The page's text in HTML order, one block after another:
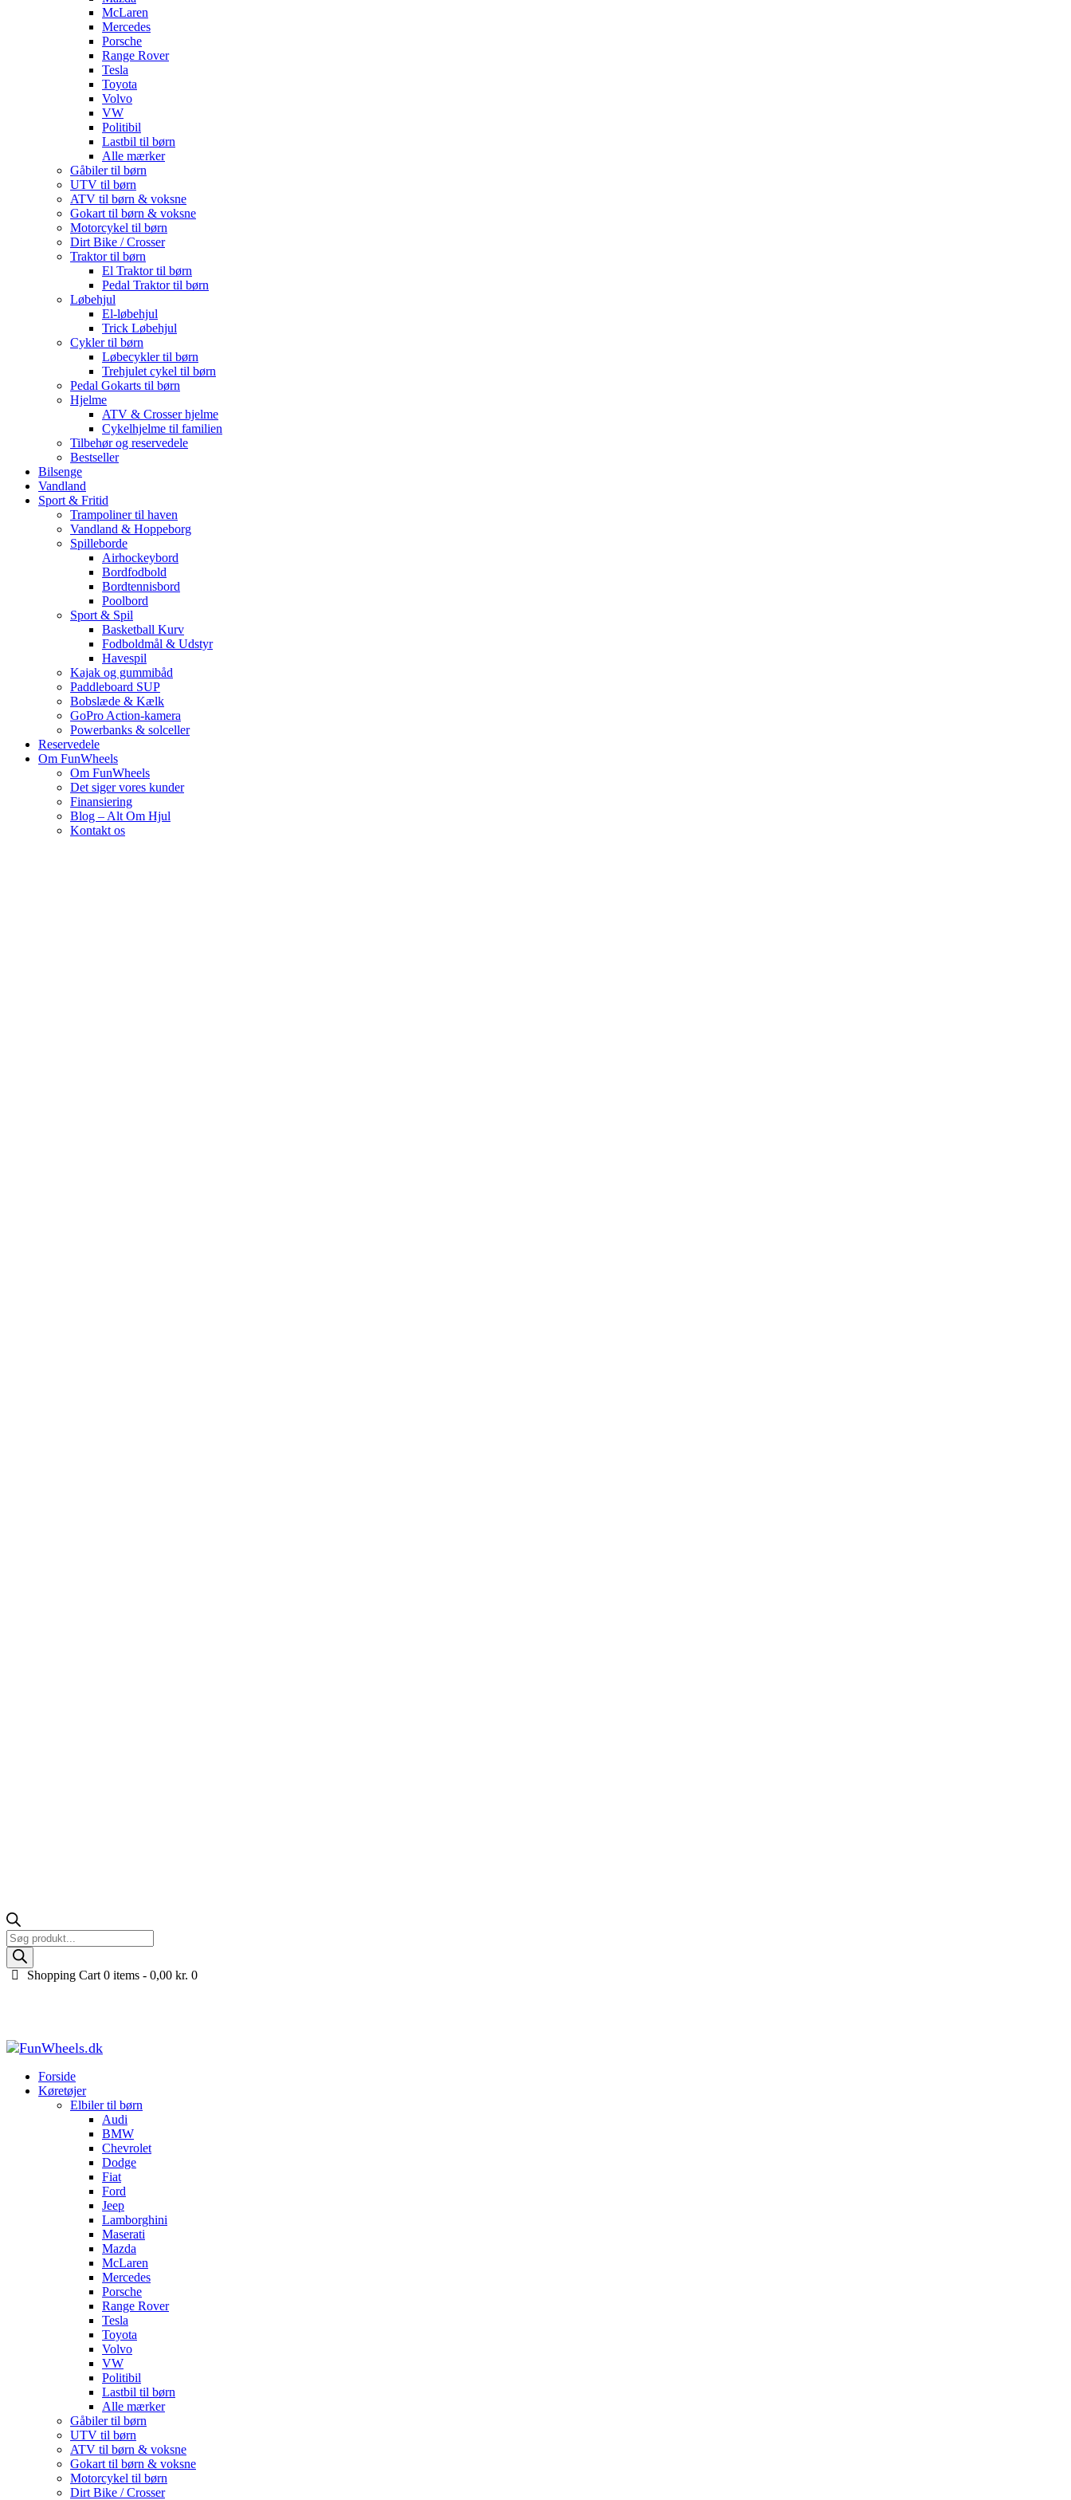
McLaren
Mercedes
Porsche
Range Rover
Tesla
Toyota
Volvo
VW
Politibil
Lastbil til børn
Alle mærker
Gåbiler til børn
UTV til børn
ATV til børn & voksne
Gokart til børn & voksne
Motorcykel til børn
Dirt Bike / Crosser
Traktor til børn
El Traktor til børn
Pedal Traktor til børn
Løbehjul
El-løbehjul
Trick Løbehjul
Cykler til børn
Løbecykler til børn
Trehjulet cykel til børn
Pedal Gokarts til børn
Hjelme
ATV & Crosser hjelme
Cykelhjelme til familien
Tilbehør og reservedele
Bestseller
Bilsenge
Vandland
Sport & Fritid
Trampoliner til haven
Vandland & Hoppeborg
Spilleborde
Airhockeybord
Bordfodbold
Bordtennisbord
Poolbord
Sport & Spil
Basketball Kurv
Fodboldmål & Udstyr
Havespil
Kajak og gummibåd
Paddleboard SUP
Bobslæde & Kælk
GoPro Action-kamera
Powerbanks & solceller
Reservedele
Om FunWheels
Om FunWheels
Det siger vores kunder
Finansiering
Blog – Alt Om Hjul
Kontakt os
Products
search
Shopping Cart 0 items -0,00kr. 0
Forside
Køretøjer
Elbiler til børn
Audi
BMW
Chevrolet
Dodge
Fiat
Ford
Jeep
Lamborghini
Maserati
Mazda
McLaren
Mercedes
Porsche
Range Rover
Tesla
Toyota
Volvo
VW
Politibil
Lastbil til børn
Alle mærker
Gåbiler til børn
UTV til børn
ATV til børn & voksne
Gokart til børn & voksne
Motorcykel til børn
Dirt Bike / Crosser